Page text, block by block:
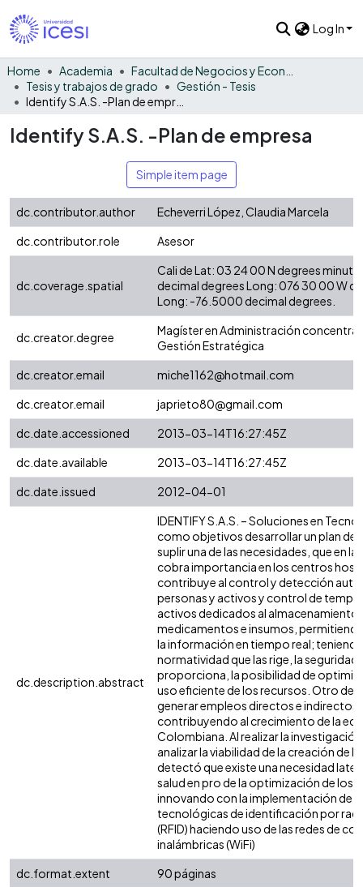
Log In
Home Academia
Tesis y trabajos de grado
Gestión - Tesis
Identify S.A.S. -Plan de empresa
Simple item page
dc.contributor.author
Echeverri López, Claudia Marcela
dc.contributor.role
Asesor
dc.coverage.spatial
Cali de Lat: 03 24 00 N degrees
decimal degrees Long: 076 30 00 W
Long: -76.5000 decimal degrees.
dc.creator.degree
Magíster en Administración
Gestión Estratégica
dc.creator.email
miche1162@hotmail.com
dc.creator.email
japrieto80@gmail.com
dc.date.accessioned
2013-03-14T16:27:45Z
dc.date.available
2013-03-14T16:27:45Z
dc.date.issued
2012-04-01
dc.description.abstract
IDENTIFY S.A.S. – Soluciones en
como objetivos desarrollar un plan de
suplir una de las necesidades, que en
cobra importancia en los centros
contribuye al control y detección
personas y activos y control de
activos dedicados al almacenamiento
medicamentos e insumos,
la información en tiempo real;
normatividad que las rige, la seguridad
proporciona, la posibilidad de
uso eficiente de los recursos. Otro de
generar empleos directos e indirectos
contribuyendo al crecimiento de la
Colombiana. Al realizar la
analizar la viabilidad de la creación de
detectó que existe una necesidad
salud en pro de la optimización de los
innovando con la implementación de
tecnológicas de identificación por
(RFID) haciendo uso de las redes de
inalámbricas (WiFi)
dc.format.extent
90 páginas